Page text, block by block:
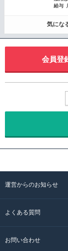
給与
気にな
会員登
運営からのお知らせ
よくある質問
お問い合わせ